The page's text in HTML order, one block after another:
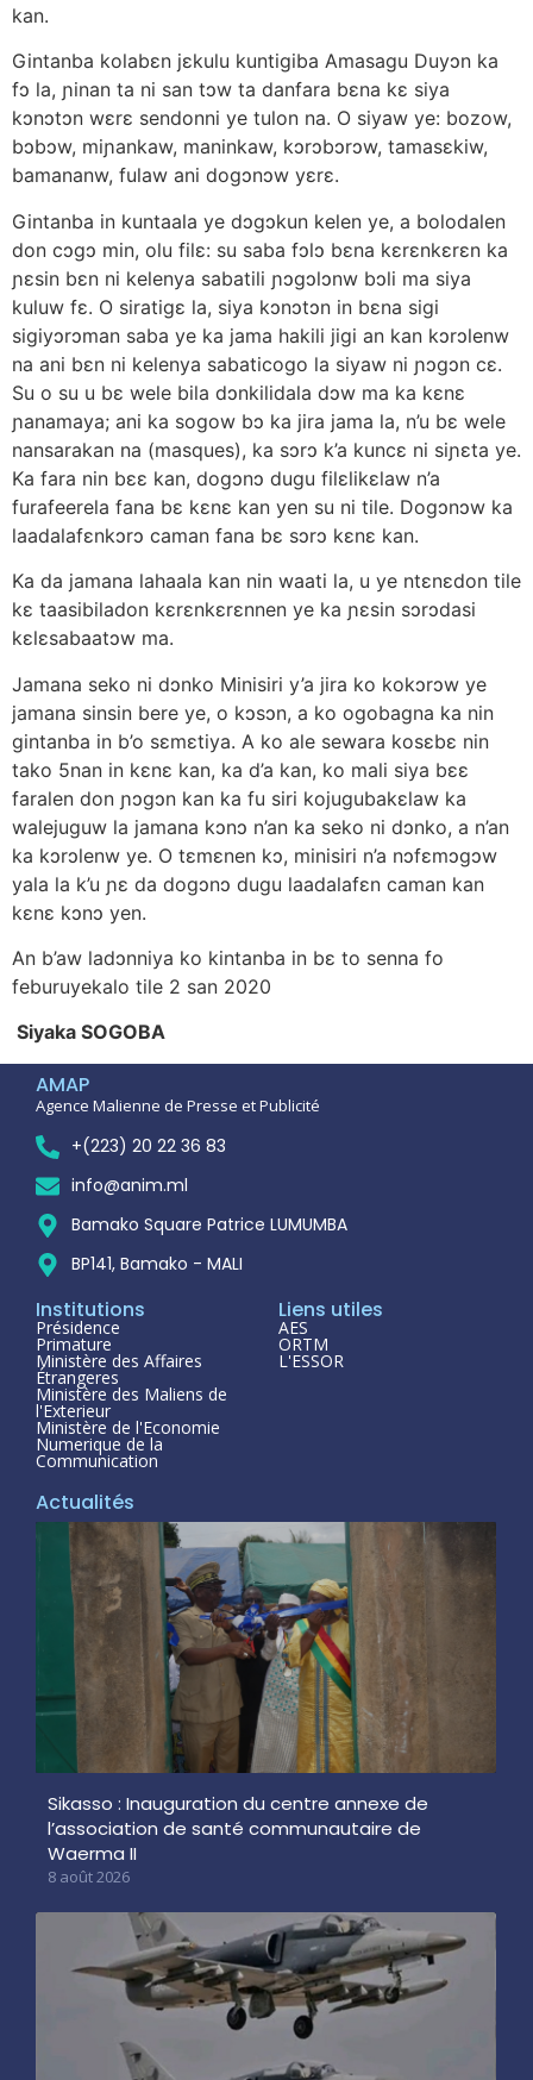
kan.
Gintanba kolabɛn jɛkulu kuntigiba Amasagu Duyɔn ka
fɔ la, ɲinan ta ni san tɔw ta danfara bɛna kɛ siya
kɔnɔtɔn wɛrɛ sendonni ye tulon na. O siyaw ye: bozow,
bɔbɔw, miɲankaw, maninkaw, kɔrɔbɔrɔw, tamasɛkiw,
bamananw, fulaw ani dogɔnɔw yɛrɛ.
Gintanba in kuntaala ye dɔgɔkun kelen ye, a bolodalen
don cɔgɔ min, olu filɛ: su saba fɔlɔ bɛna kɛrɛnkɛrɛn ka
ɲɛsin bɛn ni kelenya sabatili ɲɔgɔlɔnw bɔli ma siya
kuluw fɛ. O siratigɛ la, siya kɔnɔtɔn in bɛna sigi
sigiyɔrɔman saba ye ka jama hakili jigi an kan kɔrɔlenw
na ani bɛn ni kelenya sabaticogo la siyaw ni ɲɔgɔn cɛ.
Su o su u bɛ wele bila dɔnkilidala dɔw ma ka kɛnɛ
ɲanamaya; ani ka sogow bɔ ka jira jama la, n’u bɛ wele
nansarakan na (masques), ka sɔrɔ k’a kuncɛ ni siɲɛta ye.
Ka fara nin bɛɛ kan, dogɔnɔ dugu filɛlikɛlaw n’a
furafeerela fana bɛ kɛnɛ kan yen su ni tile. Dogɔnɔw ka
laadalafɛnkɔrɔ caman fana bɛ sɔrɔ kɛnɛ kan.
Ka da jamana lahaala kan nin waati la, u ye ntɛnɛdon tile
kɛ taasibiladon kɛrɛnkɛrɛnnen ye ka ɲɛsin sɔrɔdasi
kɛlɛsabaatɔw ma.
Jamana seko ni dɔnko Minisiri y’a jira ko kokɔrɔw ye
jamana sinsin bere ye, o kɔsɔn, a ko ogobagna ka nin
gintanba in b’o sɛmɛtiya. A ko ale sewara kosɛbɛ nin
tako 5nan in kɛnɛ kan, ka d’a kan, ko mali siya bɛɛ
faralen don ɲɔgɔn kan ka fu siri kojugubakɛlaw ka
walejuguw la jamana kɔnɔ n’an ka seko ni dɔnko, a n’an
ka kɔrɔlenw ye. O tɛmɛnen kɔ, minisiri n’a nɔfɛmɔgɔw
yala la k’u ɲɛ da dogɔnɔ dugu laadalafɛn caman kan
kɛnɛ kɔnɔ yen.
An b’aw ladɔnniya ko kintanba in bɛ to senna fo
feburuyekalo tile 2 san 2020
Siyaka SOGOBA
AMAP
Agence Malienne de Presse et Publicité
+(223) 20 22 36 83
info@anim.ml
Bamako Square Patrice LUMUMBA
BP141, Bamako - MALI
Institutions
Présidence
Primature
Ministère des Affaires
Étrangeres
Ministère des Maliens de
l'Exterieur
Ministère de l'Economie
Numerique de la
Communication
Liens utiles
AES
ORTM
L'ESSOR
Actualités
Sikasso : Inauguration du centre annexe de
l’association de santé communautaire de
Waerma II
8 août 2026